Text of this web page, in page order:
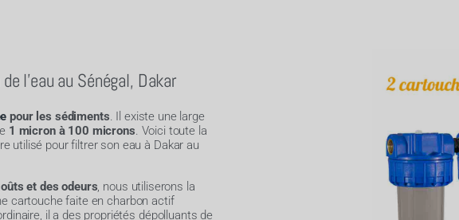
l'eau au Sénégal, Dakar
pour les sédiments. Il existe une large
1 micron à 100 microns. Voici toute la
utilisé pour filtrer son eau à Dakar au
et des odeurs, nous utiliserons la
cartouche faite en charbon actif
il a des propriétés dépolluants de